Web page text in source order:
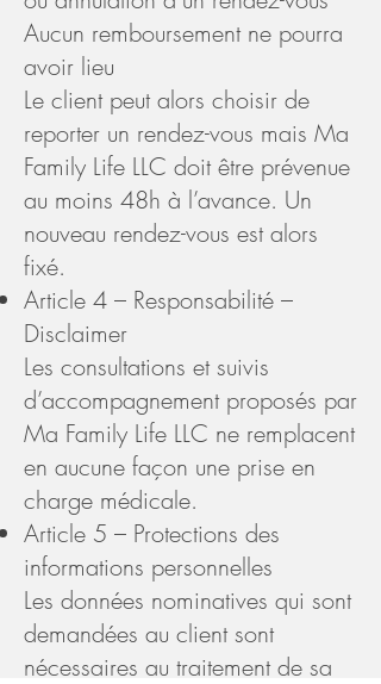
Aucun remboursement ne pourra
avoir lieu
Le client peut alors choisir de
reporter un rendez-vous mais Ma
Family Life LLC doit être prévenue
au moins 48h à l’avance. Un
nouveau rendez-vous est alors
fixé.
Article 4 – Responsabilité –
Disclaimer
Les consultations et suivis
d’accompagnement proposés par
Ma Family Life LLC ne remplacent
en aucune façon une prise en
charge médicale.
Article 5 – Protections des
informations personnelles
Les données nominatives qui sont
demandées au client sont
nécessaires au traitement de sa